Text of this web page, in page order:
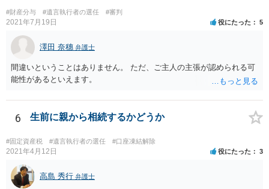
で、対応しましょう。 そのあとは遺留分の請求などがあればそれへの
対応となるでしょう。
#財産分与 #遺言執行者の選任 #審判
2021年7月19日 役にたった 5
澤田 奈穗 弁護士
間違いということはありません。 ただ、ご主人の主張が認められる可
能性があるといえます。
6 生前に親から相続するかどうか
#固定資産税 #遺言執行者の選任 #口座凍結解除
2021年4月12日 役にたった 3
高島 秀行 弁護士